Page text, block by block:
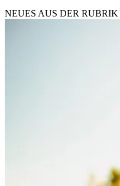
NEUES AUS DER RUBRIK